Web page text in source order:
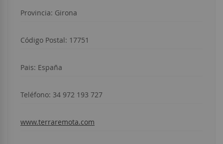
Provincia: Girona
Código Postal: 17751
Pais: España
Teléfono: 34 972 193 727
www.terraremota.com